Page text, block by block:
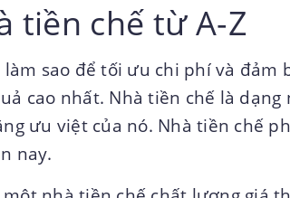
tiền chế từ A-Z
làm sao để tối ưu chi phí và
cao nhất. Nhà tiền chế là
ưu việt của nó. Nhà tiền chế
nay.